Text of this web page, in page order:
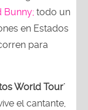
Bunny; todo un
en Estados
para
World Tour'
el cantante,